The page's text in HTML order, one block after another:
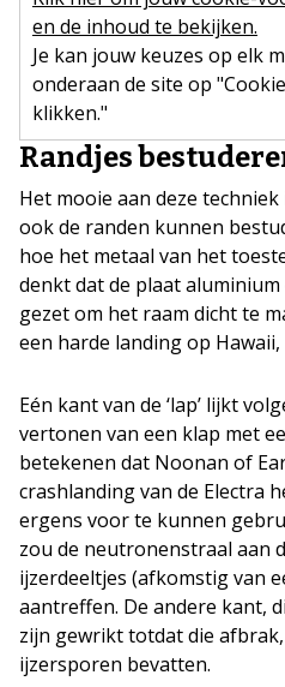
en de inhoud te bekijken.
Je kan jouw keuzes op elk
onderaan de site op
klikken."
Randjes
Het mooie aan deze
ook de randen kunnen
hoe het metaal van het
denkt dat de plaat
gezet om het raam dicht te
een harde landing op
Eén kant van de ‘lap’ lijkt
vertonen van een klap met
betekenen dat Noonan of
crashlanding van de Electra
ergens voor te kunnen
zou de neutronenstraal aan
ijzerdeeltjes (afkomstig van
aantreffen. De andere kant,
zijn gewrikt totdat die
ijzersporen bevatten.